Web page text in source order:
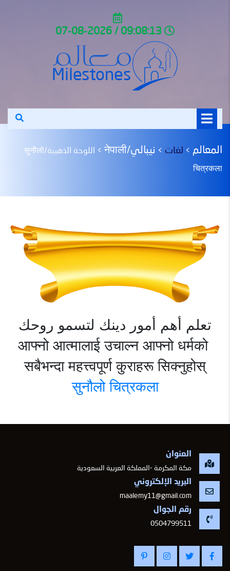
المعالم > لغات > نيبالي/नेपाली > اللوحة الذهبية/सुनौलो
चित्रकला
تعلم أهم أمور دينك لتسمو روحك
आफ्नो आत्मालाई उचाल्न आफ्नो धर्मको
सबैभन्दा महत्त्वपूर्ण कुराहरू सिक्नुहोस्
सुनौलो चित्रकला
العنوان
مكة المكرمة -المملكة العربية السعودية
البريد الإلكتروني
maalemy11@gmail.com
رقم الجوال
0504799511
-